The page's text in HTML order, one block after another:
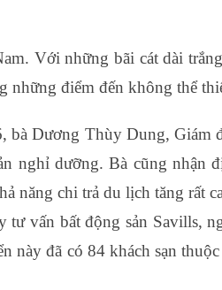
Với những bãi cát dài
những điểm đến không thể
bà Dương Thùy Dung, Giám
nghỉ dưỡng. Bà cũng
năng chi trả du lịch tăng rất
vấn bất động sản Savills,
này đã có 84 khách sạn